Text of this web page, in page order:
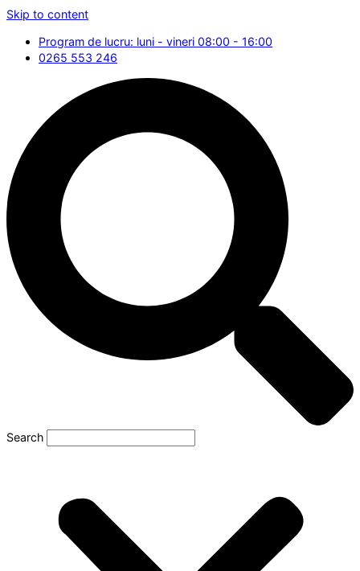
Skip to content
Program de lucru: luni - vineri 08:00 - 16:00
0265 553 246
Search